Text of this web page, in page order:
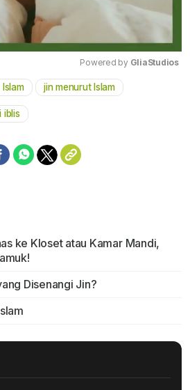
Powered by GliaStudios
jin menurut Islam
iblis
ke Kloset atau Kamar Mandi,
Disenangi Jin?